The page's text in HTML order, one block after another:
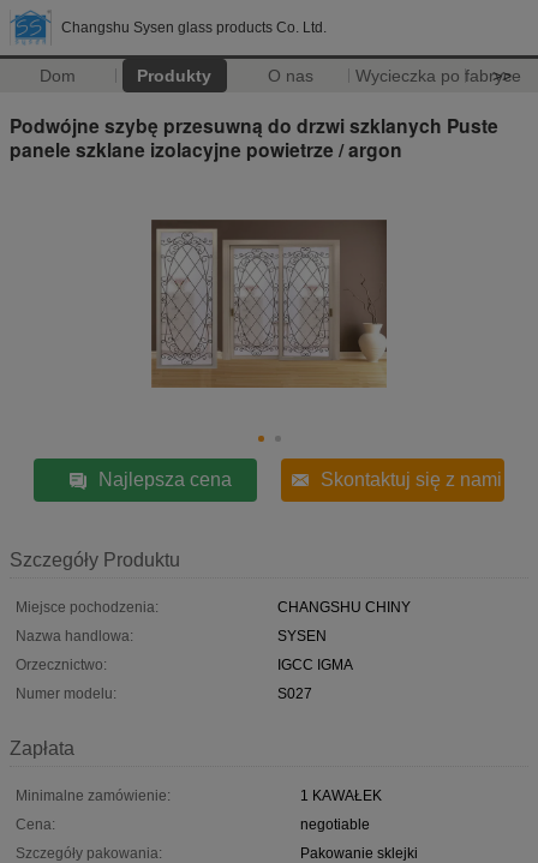
Changshu Sysen glass products Co. Ltd.
Dom Produkty O nas Wycieczka po fabryce
>>
Podwójne szybę przesuwną do drzwi szklanych Puste
panele szklane izolacyjne powietrze / argon
Najlepsza cena Skontaktuj się z nami
Szczegóły Produktu
Miejsce pochodzenia:
CHANGSHU CHINY
Nazwa handlowa:
SYSEN
Orzecznictwo:
IGCC IGMA
Numer modelu:
S027
Zapłata
Minimalne zamówienie:
1 KAWAŁEK
Cena:
negotiable
Szczegóły pakowania:
Pakowanie sklejki